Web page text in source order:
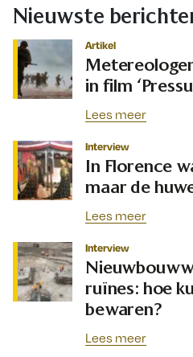
Nieuwste
Artikel
in film
Lees meer
Interview
In Florence
maar de
Lees meer
Interview
ruïnes: hoe
bewaren?
Lees meer